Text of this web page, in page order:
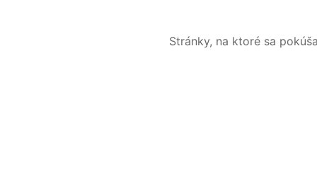
Stránky, na ktoré sa